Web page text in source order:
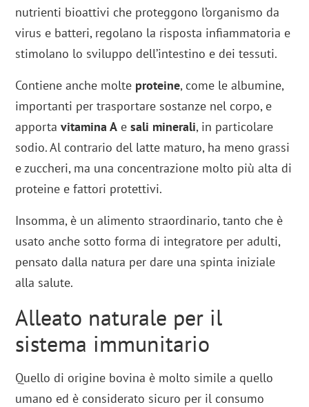
nutrienti bioattivi che proteggono l’organismo da
virus e batteri, regolano la risposta infiammatoria e
stimolano lo sviluppo dell’intestino e dei tessuti.
Contiene anche molte proteine, come le albumine,
importanti per trasportare sostanze nel corpo, e
apportavitamina A esali minerali, in particolare
sodio. Al contrario del latte maturo, ha meno grassi
e zuccheri, ma una concentrazione molto più alta di
proteine e fattori protettivi.
Insomma, è un alimento straordinario, tanto che è
usato anche sotto forma di integratore per adulti,
pensato dalla natura per dare una spinta iniziale
alla salute.
Alleato naturale per il
sistema immunitario
Quello di origine bovina è molto simile a quello
umano ed è considerato sicuro per il consumo